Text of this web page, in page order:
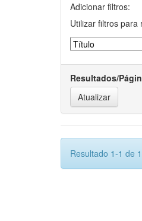
Adicionar filtros:
Utilizar filtros para
Resultados/
Resultado 1-1 de